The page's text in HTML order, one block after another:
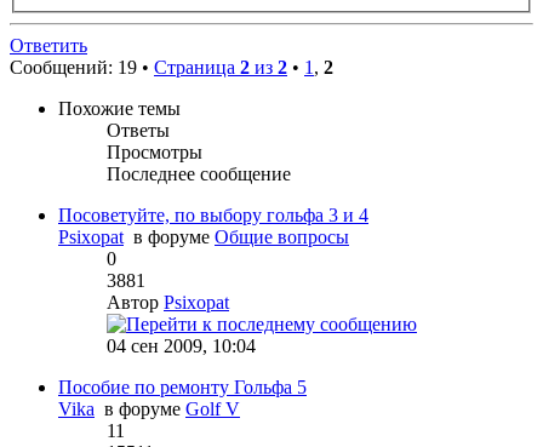
Ответить
Сообщений: 19 • Страница 2 из 2 • 1 , 2
Похожие темы
Ответы
Просмотры
Последнее сообщение
Посоветуйте, по выбору гольфа 3 и 4
Psixopat в форуме Общие вопросы
0
3881
Автор Psixopat
04 сен 2009, 10:04
Пособие по ремонту Гольфа 5
Vika в форуме Golf V
11